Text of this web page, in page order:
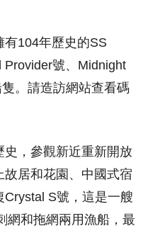
有104年歷史的SS
Provider號、Midnight
。請造訪網站查看碼
，參觀新近重新開放
居和花園、中國式宿
S號，這是一艘
網和拖網兩用漁船，最